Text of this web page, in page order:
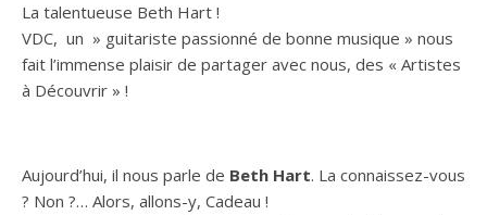
La talentueuse Beth Hart !
VDC, un » guitariste passionné de bonne musique » nous
fait l’immense plaisir de partager avec nous, des « Artistes
à Découvrir » !
Aujourd’hui, il nous parle de Beth Hart. La connaissez-vous
? Non ?… Alors, allons-y, Cadeau !